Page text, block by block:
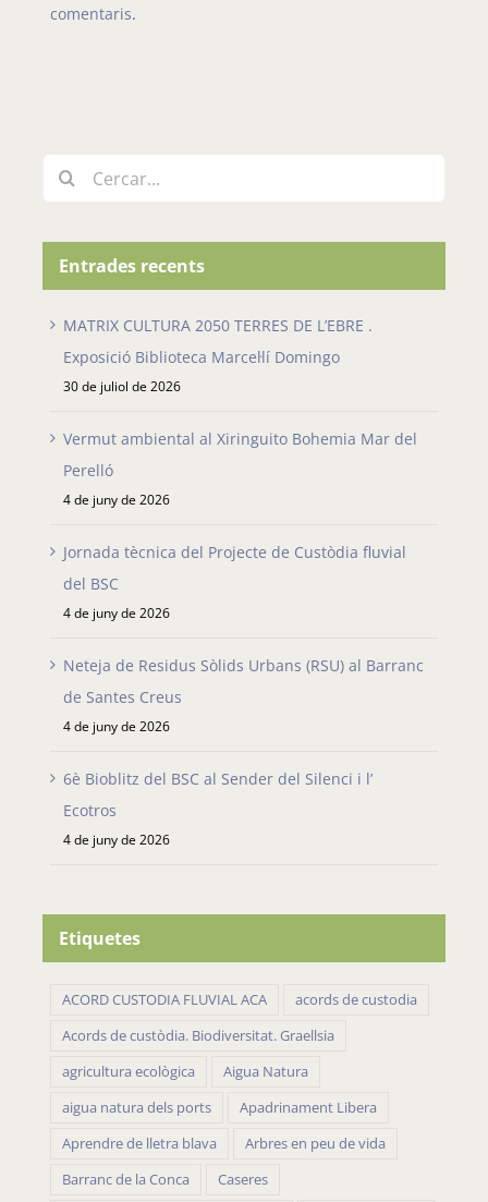
comentaris.
Cerca
Entrades recents
MATRIX CULTURA 2050 TERRES DE L’EBRE .
Exposició Biblioteca Marcel·lí Domingo
30 de juliol de 2026
Vermut ambiental al Xiringuito Bohemia Mar del
Perelló
4 de juny de 2026
Jornada tècnica del Projecte de Custòdia fluvial
del BSC
4 de juny de 2026
Neteja de Residus Sòlids Urbans (RSU) al Barranc
de Santes Creus
4 de juny de 2026
6è Bioblitz del BSC al Sender del Silenci i l’
Ecotros
4 de juny de 2026
Etiquetes
ACORD CUSTODIA FLUVIAL ACA
acords de custodia
Acords de custòdia. Biodiversitat. Graellsia
agricultura ecològica
Aigua Natura
aigua natura dels ports
Apadrinament Libera
Aprendre de lletra blava
Arbres en peu de vida
Barranc de la Conca
Caseres